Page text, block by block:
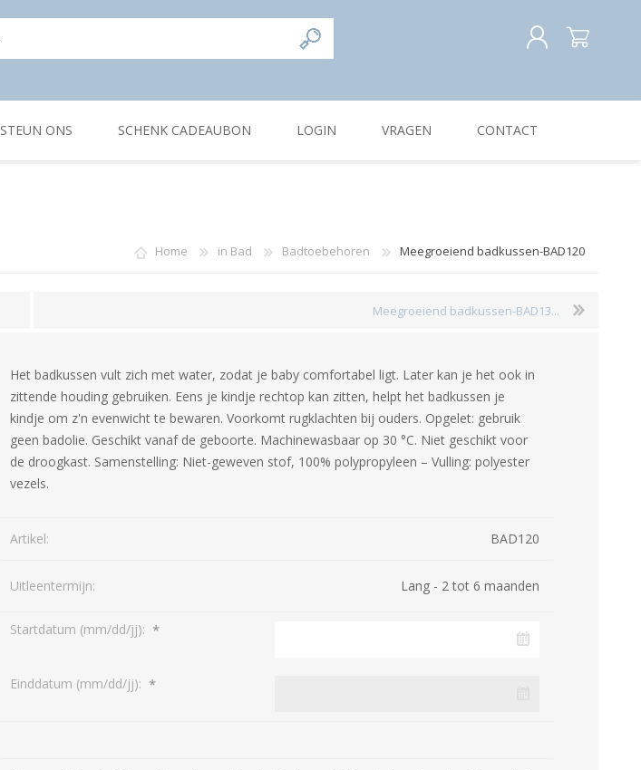
INLOGGEN
STEUN ONS SCHENK CADEAUBON LOGIN VRAGEN CONTACT
Home in Bad Badtoebehoren Meegroeiend badkussen-BAD120
Meegroeiend badkussen-BAD13...
Het badkussen vult zich met water, zodat je baby comfortabel ligt. Later kan je het ook in
zittende houding gebruiken. Eens je kindje rechtop kan zitten, helpt het badkussen je
kindje om z'n evenwicht te bewaren. Voorkomt rugklachten bij ouders. Opgelet: gebruik
geen badolie. Geschikt vanaf de geboorte. Machinewasbaar op 30 °C. Niet geschikt voor
de droogkast. Samenstelling: Niet-geweven stof, 100% polypropyleen – Vulling: polyester
vezels.
Artikel: BAD120
Uitleentermijn: Lang - 2 tot 6 maanden
Startdatum (mm/dd/jj): *
Einddatum (mm/dd/jj): *